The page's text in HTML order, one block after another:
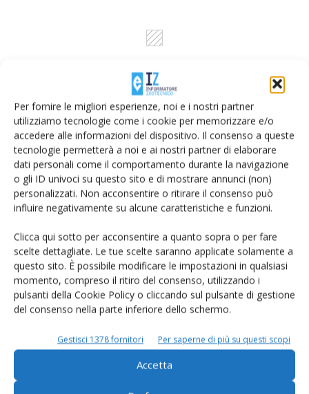
Per fornire le migliori esperienze, noi e i nostri partner
utilizziamo tecnologie come i cookie per memorizzare e/o
accedere alle informazioni del dispositivo. Il consenso a queste
tecnologie permetterà a noi e ai nostri partner di elaborare
dati personali come il comportamento durante la navigazione
o gli ID univoci su questo sito e di mostrare annunci (non)
personalizzati. Non acconsentire o ritirare il consenso può
influire negativamente su alcune caratteristiche e funzioni.
Clicca qui sotto per acconsentire a quanto sopra o per fare
scelte dettagliate. Le tue scelte saranno applicate solamente a
questo sito. È possibile modificare le impostazioni in qualsiasi
momento, compreso il ritiro del consenso, utilizzando i
pulsanti della Cookie Policy o cliccando sul pulsante di gestione
del consenso nella parte inferiore dello schermo.
Gestisci 1378 fornitori Per saperne di più su questi scopi
Accetta
Rimani aggiornato sul mondo
dell’agricoltura
Iscriviti alle nostre newsletter